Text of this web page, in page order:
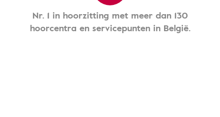
Nr. 1 in hoorzitting met meer dan 130
hoorcentra en servicepunten in België.